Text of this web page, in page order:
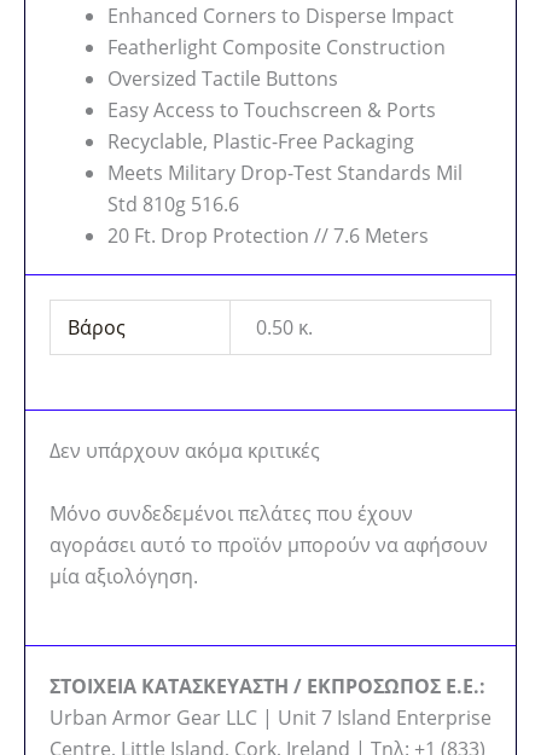
Enhanced Corners to Disperse Impact
Featherlight Composite Construction
Oversized Tactile Buttons
Easy Access to Touchscreen & Ports
Recyclable, Plastic-Free Packaging
Meets Military Drop-Test Standards Mil
Std 810g 516.6
20 Ft. Drop Protection // 7.6 Meters
Βάρος 0.50 κ.
Δεν υπάρχουν ακόμα κριτικές
Μόνο συνδεδεμένοι πελάτες που έχουν
αγοράσει αυτό το προϊόν μπορούν να αφήσουν
μία αξιολόγηση.
ΣΤΟΙΧΕΙΑ ΚΑΤΑΣΚΕΥΑΣΤΗ / ΕΚΠΡΟΣΩΠΟΣ Ε.Ε.:
Urban Armor Gear LLC | Unit 7 Island Enterprise
Centre, Little Island, Cork, Ireland | Τηλ: +1 (833)